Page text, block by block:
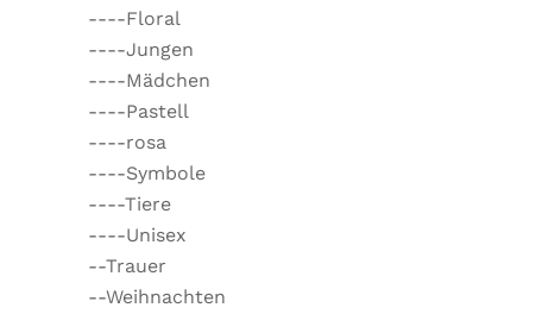
----Floral
----Jungen
----Mädchen
----Pastell
----rosa
----Symbole
----Tiere
----Unisex
--Trauer
--Weihnachten